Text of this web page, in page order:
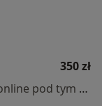
350 zł
Specjalista nie oferuje umawiania online pod tym adresem.